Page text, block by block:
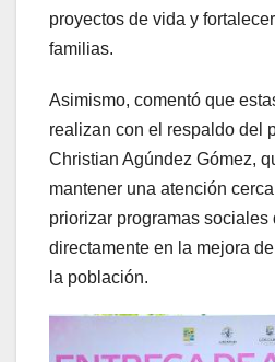
proyectos de vida y
familias.
Asimismo, comentó que
realizan con el respaldo del
Christian Agúndez Gómez,
mantener una atención
priorizar programas sociales
directamente en la mejora
la población.